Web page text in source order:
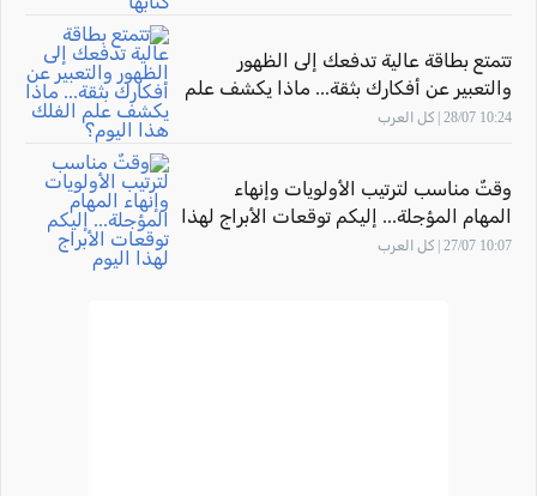
تتمتع بطاقة عالية تدفعك إلى الظهور
والتعبير عن أفكارك بثقة... ماذا يكشف علم
الفلك هذا اليوم؟
10:24 28/07 | كل العرب
وقتٌ مناسب لترتيب الأولويات وإنهاء
المهام المؤجلة... إليكم توقعات الأبراج لهذا
اليوم
10:07 27/07 | كل العرب